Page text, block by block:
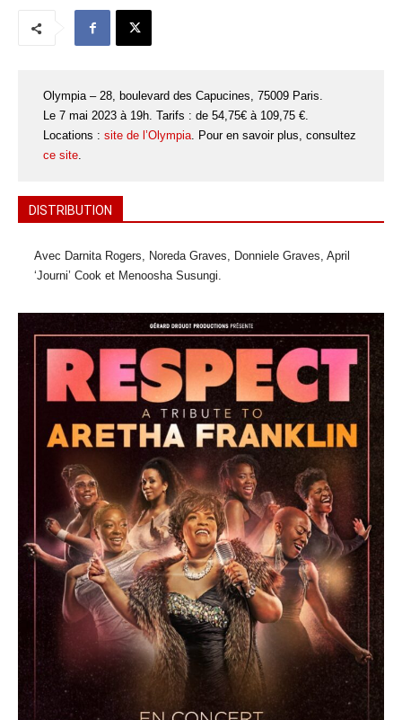
Olympia – 28, boulevard des Capucines, 75009 Paris.
Le 7 mai 2023 à 19h. Tarifs : de 54,75€ à 109,75 €.
Locations : site de l’Olympia. Pour en savoir plus, consultez
ce site.
DISTRIBUTION
Avec Darnita Rogers, Noreda Graves, Donniele Graves, April
‘Journi’ Cook et Menoosha Susungi.